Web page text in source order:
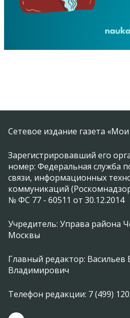
Сетевое издание газета
Зарегистрировавший его
номер: Федеральная служба
связи, информационных
коммуникаций
№ ФС 77 - 60511 от 30.12.2014
Учредитель: Управа района
Москвы
Главный редактор: Васильев
Владимирович
Телефон редакции: 7 (499)